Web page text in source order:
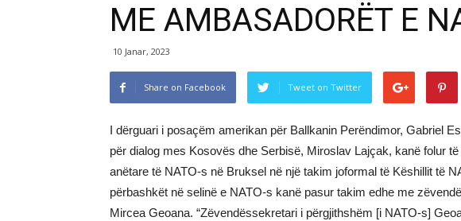
ME AMBASADORËT E
10 Janar, 2023
Share on Facebook Tweet on Twitter
I dërguari i posaçëm amerikan për Ballkanin Perëndimor, Gabriel
për dialog mes Kosovës dhe Serbisë, Miroslav Lajçak, kanë folur
anëtare të NATO-s në Bruksel në një takim joformal të Këshillit të
përbashkët në selinë e NATO-s kanë pasur takim edhe me
Mircea Geoana. “Zëvendëssekretari i përgjithshëm [i NATO-s]